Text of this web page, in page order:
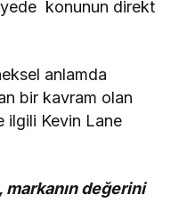
konunun direkt
anlamda
bir kavram olan
ilgili Kevin Lane
değerini